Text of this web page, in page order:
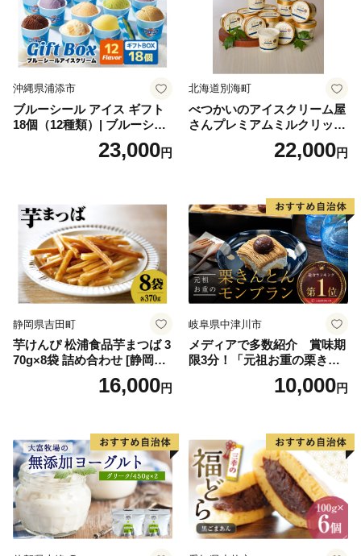
沖縄県浦添市
ブルーシール アイス ギフト
18個（12種類）| ブルーシー
ルアイス ブルーシールアイ
スクリーム 着日指定可能 送
誕生日 カップ 詰め合わせ バ
ラエティ | バニラ チョコレー
ト ストロベリー ピスタチオ
バニラ＆クッキー ウベ 沖縄
紅イモ 塩ちんすこう 沖縄シ
ークヮーサー 沖縄黒糖 琉球
ロイヤルミルクティ 沖縄パ
イン
23,000円
北海道別海町
べつかいのアイスクリーム屋
さんプレミアムミルクリッチ
12個（AP-01）（ 北海道アイ
ス 北海道産アイス アイス ア
道産アイス 道産アイスクリ
ーム ギフト 詰合せ 詰め合わ
せ ふるさと納税 ）
22,000円
静岡県吉田町
芋けんぴ 松浦食品芋まつば 3
70g×8袋 詰め合わせ [静岡伊
勢丹(松浦食品) 静岡県 吉田町
22424274] 芋ケンピ セット
16,000円
岐阜県中津川市
メディアで多数紹介 賞味期
限3分！「元祖お重の栗きん
とんモンブラン」 【未来の
ご褒美】スイーツ 栗 モンブ
子 菓子 F4N-2298
10,000円